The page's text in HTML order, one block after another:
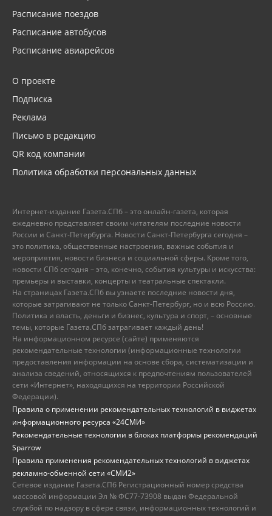
Расписание поездов
Расписание автобусов
Расписание авиарейсов
О проекте
Подписка
Реклама
Письмо в редакцию
QR код компании
Политика обработки персональных данных
Интернет-издание Газета.СПб – это онлайн-газета, которая
ежедневно представляет своим читателям последние новости
России и Санкт-Петербурга. Новости Санкт-Петербурга сегодня –
это политика, общественные настроения, важные события и
мероприятия, новости бизнеса и социальной сферы. Кроме того,
новости СПб сегодня – это, конечно, события культуры и искусства:
премьеры и выставки, концерты и театральные спектакли.
На страницах Газета.СПб вы узнаете последние новости дня,
которые затрагивают не только Санкт-Петербург, но и всю Россию.
Политика и власть, деньги и бизнес, культура и спорт, – основные
темы, которые Газета.СПб затрагивает каждый день!
На информационном ресурсе (сайте) применяются
рекомендательные технологии (информационные технологии
предоставления информации на основе сбора, систематизации и
анализа сведений, относящихся к предпочтениям пользователей
сети «Интернет», находящихся на территории Российской
Федерации).
Правила о применении рекомендательных технологий в виджетах
информационного ресурса «24СМИ»
Рекомендательные технологии в блоках платформы рекомендаций
Sparrow
Правила применения рекомендательных технологий в виджетах
рекламно-обменной сети «СМИ2»
Сетевое издание Газета.СПб Регистрационный номер средства
массовой информации Эл № ФС77-73908 выдан Федеральной
службой по надзору в сфере связи, информационных технологий и